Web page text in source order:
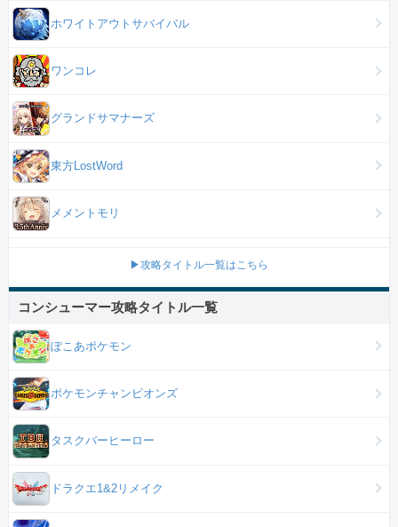
ホワイトアウトサバイバル
ワンコレ
グランドサマナーズ
東方LostWord
メメントモリ
▶攻略タイトル一覧はこちら
コンシューマー攻略タイトル一覧
ぽこあポケモン
ポケモンチャンピオンズ
タスクバーヒーロー
ドラクエ1&2リメイク